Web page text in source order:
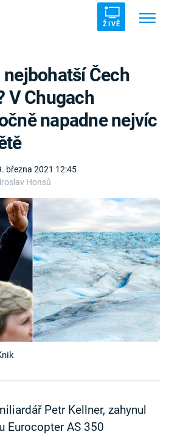
ŽIVĚ
března 2021 12:45
Honsů
Čech
V Chugach
napadne nejvíc
Petr Kellner, zahynul
Eurocopter AS 350